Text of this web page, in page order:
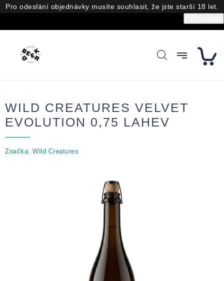
Přejít
na
Pro odeslání objednávky musíte souhlasit, že jste starší 18 let.
WILD CREATURES VELVET
EVOLUTION 0,75 LAHEV
Značka: Wild Creatures